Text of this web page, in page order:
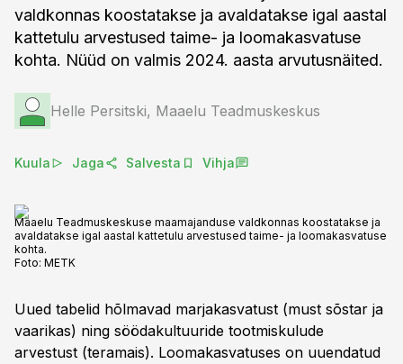
valdkonnas koostatakse ja avaldatakse igal aastal
kattetulu arvestused taime- ja loomakasvatuse
kohta. Nüüd on valmis 2024. aasta arvutusnäited.
Helle Persitski, Maaelu Teadmuskeskus
Kuula Jaga Salvesta Vihja
Maaelu Teadmuskeskuse maamajanduse valdkonnas koostatakse ja
avaldatakse igal aastal kattetulu arvestused taime- ja loomakasvatuse
kohta.
Foto: METK
Uued tabelid hõlmavad marjakasvatust (must sõstar ja
vaarikas) ning söödakultuuride tootmiskulude
arvestust (teramais). Loomakasvatuses on uuendatud